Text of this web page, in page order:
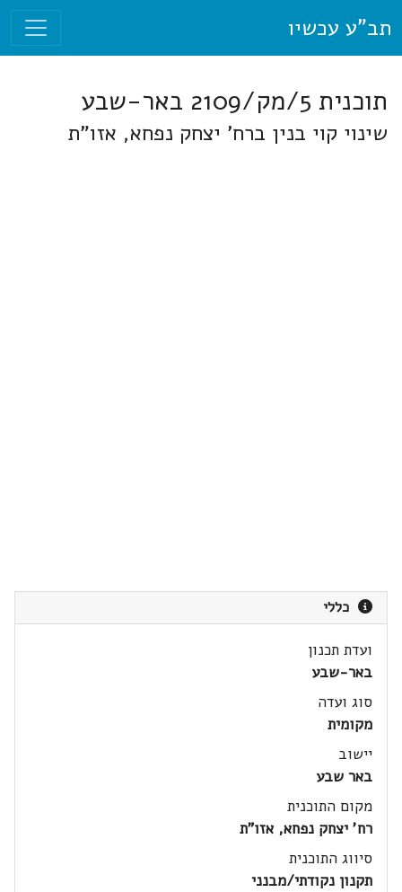
תב"ע עכשיו
תוכנית 5/מק/2109 באר-שבע
שינוי קוי בנין ברח' יצחק נפחא, אזו"ת
כללי
ועדת תכנון
באר-שבע
סוג ועדה
מקומית
יישוב
באר שבע
מקום התוכנית
רח' יצחק נפחא, אזו"ת
סיווג התוכנית
תקנון נקודתי/מבנני